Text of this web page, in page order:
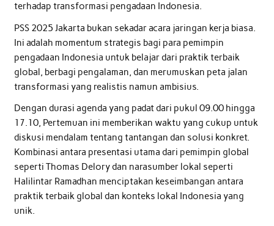
terhadap transformasi pengadaan Indonesia.
PSS 2025 Jakarta bukan sekadar acara jaringan kerja biasa.
Ini adalah momentum strategis bagi para pemimpin
pengadaan Indonesia untuk belajar dari praktik terbaik
global, berbagi pengalaman, dan merumuskan peta jalan
transformasi yang realistis namun ambisius.
Dengan durasi agenda yang padat dari pukul 09.00 hingga
17.10, Pertemuan ini memberikan waktu yang cukup untuk
diskusi mendalam tentang tantangan dan solusi konkret.
Kombinasi antara presentasi utama dari pemimpin global
seperti Thomas Delory dan narasumber lokal seperti
Halilintar Ramadhan menciptakan keseimbangan antara
praktik terbaik global dan konteks lokal Indonesia yang
unik.